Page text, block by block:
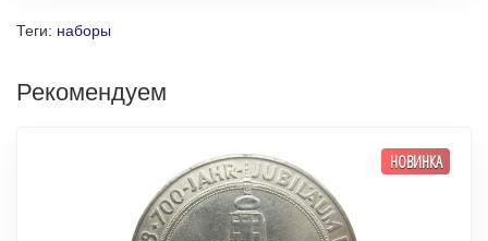
Теги: наборы
Рекомендуем
НОВИНКА